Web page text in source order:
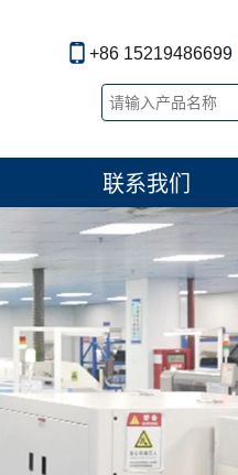
+86 15219486699
联系我们